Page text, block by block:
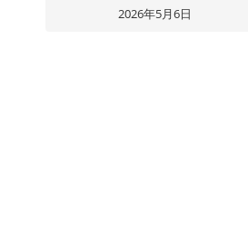
2026年5月6日